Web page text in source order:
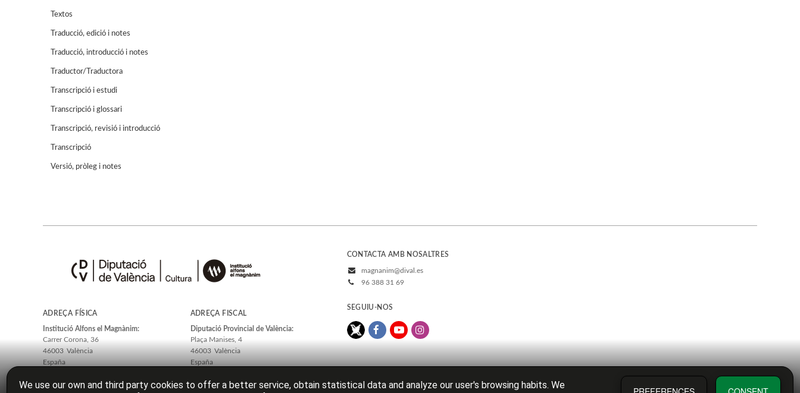
Textos
Traducció, edició i notes
Traducció, introducció i notes
Traductor/Traductora
Transcripció i estudi
Transcripció i glossari
Transcripció, revisió i introducció
Transcripció
Versió, pròleg i notes
ADREÇA FÍSICA
Institució Alfons el Magnànim:
Carrer Corona, 36
46003 València
España
ADREÇA FISCAL
Diputació Provincial de València:
Plaça Manises, 4
46003 València
España
CONTACTA AMB NOSALTRES
magnanim@dival.es
96 388 31 69
SEGUIU-NOS
We use our own and third party cookies to offer a better service, obtain statistical data and analyze our user's browsing habits. We